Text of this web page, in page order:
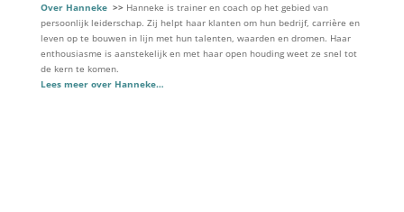
Over Hanneke >> Hanneke is trainer en coach op het gebied van
persoonlijk leiderschap. Zij helpt haar klanten om hun bedrijf, carrière en
leven op te bouwen in lijn met hun talenten, waarden en dromen. Haar
enthousiasme is aanstekelijk en met haar open houding weet ze snel tot
de kern te komen.
Lees meer over Hanneke…